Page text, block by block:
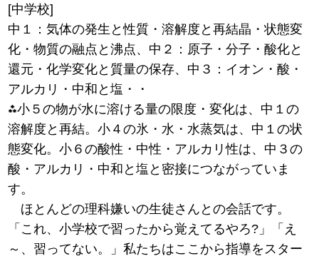
[中学校]
中１：気体の発生と性質・溶解度と再結晶・状態変
化・物質の融点と沸点、中２：原子・分子・酸化と
還元・化学変化と質量の保存、中３：イオン・酸・
アルカリ・中和と塩・・
⁂小５の物が水に溶ける量の限度・変化は、中１の
溶解度と再結。小４の氷・水・水蒸気は、中１の状
態変化。小６の酸性・中性・アルカリ性は、中３の
酸・アルカリ・中和と塩と密接につながっていま
す。
ほとんどの理科嫌いの生徒さんとの会話です。
「これ、小学校で習ったから覚えてるやろ?」「え
～、習ってない。」私たちはここから指導をスター